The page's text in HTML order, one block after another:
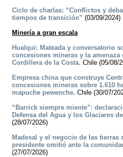
Ciclo de charlas: “Conflictos y
tiempos de transición” (03/09/2024)
Minería a gran escala
Hualqui: Mateada y conversatorio
concesiones mineras y la amenaza
Cordillera de la Costa. Chile (05/08/
Empresa china que construye
concesiones mineras sobre 1.610
mapuche pewenche. Chile (30/07/
“Barrick siempre miente”:
Defensa del Agua y los Glaciares
(28/07/2026)
Madesal y el negocio de las tierras
presidente omitió ante la
(27/07/2026)